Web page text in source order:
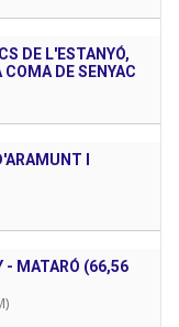
DE L'ESTANYÓ,
DE SENYAC
I
- MATARÓ (66,56